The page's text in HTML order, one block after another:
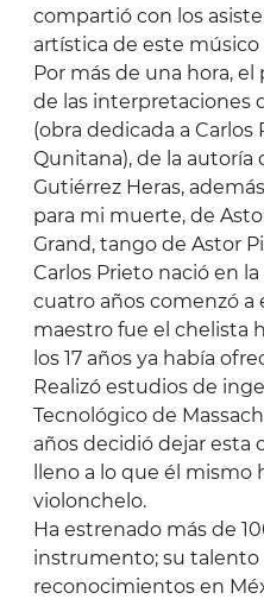
compartió con los
artística de este músico
Por más de una hora,
de las interpretaciones
(obra dedicada a Carlos
Qunitana), de la autoría
Gutiérrez Heras,
para mi muerte, de
Grand, tango de Astor
Carlos Prieto nació en
cuatro años comenzó a
maestro fue el chelista
los 17 años ya había
Realizó estudios de
Tecnológico de
años decidió dejar esta
lleno a lo que él mismo
violonchelo.
Ha estrenado más de
instrumento; su talento
reconocimientos en